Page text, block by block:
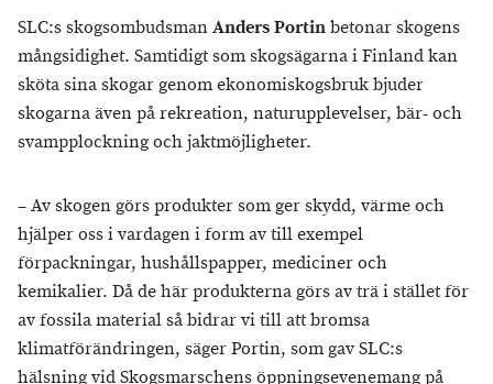
SLC:s skogsombudsmanAnders Portinbetonar skogens
mångsidighet. Samtidigt som skogsägarna i Finland kan
sköta sina skogar genom ekonomiskogsbruk bjuder
skogarna även på rekreation, naturupplevelser, bär- och
svampplockning och jaktmöjligheter.
– Av skogen görs produkter som ger skydd, värme och
hjälper oss i vardagen i form av till exempel
förpackningar, hushållspapper, mediciner och
kemikalier. Då de här produkterna görs av trä i stället för
av fossila material så bidrar vi till att bromsa
klimatförändringen, säger Portin, som gav SLC:s
hälsning vid Skogsmarschens öppningsevenemang på